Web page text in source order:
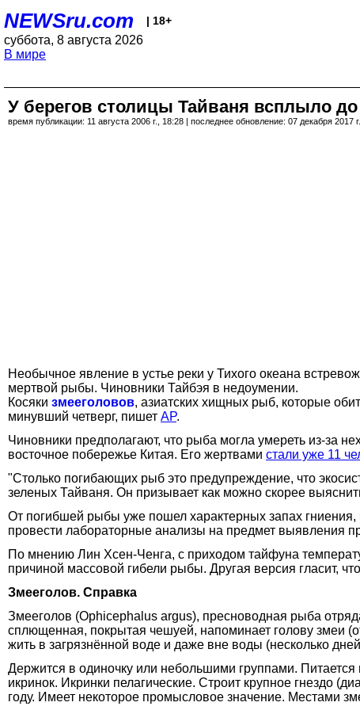
NEWSru.com | 18+
суббота, 8 августа 2026
В мире
У берегов столицы Тайваня всплыло
время публикации: 11 августа 2006 г., 18:28 | последнее обновление: 07 декабря 2017
Необычное явление в устье реки у Тихого океана
мертвой рыбы. Чиновники Тайбэя в недоумении.
Косяки змееголовов, азиатских хищных рыб, которые
минувший четверг, пишет AP.
Чиновники предполагают, что рыба могла умереть из-за
восточное побережье Китая. Его жертвами стали уже 11
"Столько погибающих рыб это предупреждение, что
зеленых Тайваня. Он призывает как можно скорее
От погибшей рыбы уже пошел характерных запах гниения,
провести лабораторные анализы на предмет выявления
По мнению Лин Хсен-Ченга, с приходом тайфуна
причиной массовой гибели рыбы. Другая версия гласит,
Змееголов. Справка
Змееголов (Ophicephalus argus), пресноводная рыба
сплющенная, покрытая чешуей, напоминает голову змеи
жить в загрязнённой воде и даже вне воды (несколько
Держится в одиночку или небольшими группами.
икринок. Икринки пелагические. Строит крупное гнездо
году. Имеет некоторое промысловое значение. Местами